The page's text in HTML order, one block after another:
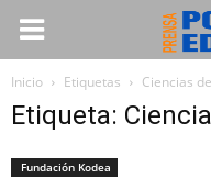
Inicio Etiquetas Ciencias
Etiqueta:
Fundación Kodea